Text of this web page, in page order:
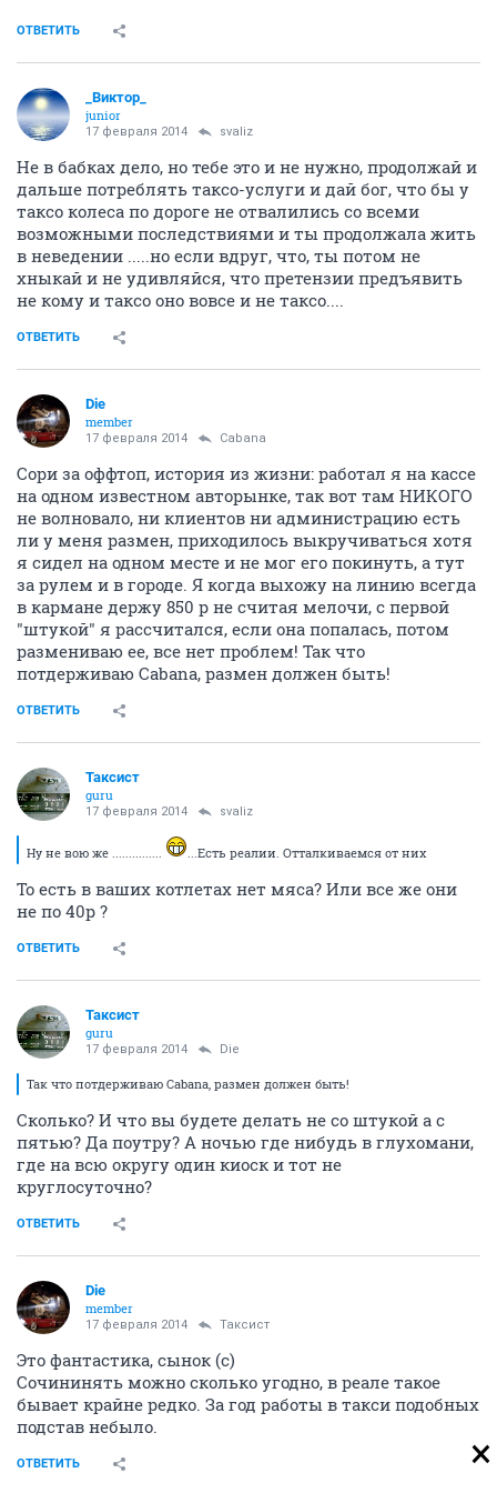
ОТВЕТИТЬ
_Виктор_
juniоr
17 февраля 2014 svaliz
Не в бабках дело, но тебе это и не нужно, продолжай и
дальше потреблять таксо-услуги и дай бог, что бы у
таксо колеса по дороге не отвалились со всеми
возможными последствиями и ты продолжала жить
в неведении .....но если вдруг, что, ты потом не
хныкай и не удивляйся, что претензии предъявить
не кому и таксо оно вовсе и не таксо....
ОТВЕТИТЬ
Die
member
17 февраля 2014 Cabana
Сори за оффтоп, история из жизни: работал я на кассе
на одном известном авторынке, так вот там НИКОГО
не волновало, ни клиентов ни администрацию есть
ли у меня размен, приходилось выкручиваться хотя
я сидел на одном месте и не мог его покинуть, а тут
за рулем и в городе. Я когда выхожу на линию всегда
в кармане держу 850 р не считая мелочи, с первой
"штукой" я рассчитался, если она попалась, потом
размениваю ее, все нет проблем! Так что
потдерживаю Cabana, размен должен быть!
ОТВЕТИТЬ
Таксист
guru
17 февраля 2014 svaliz
Ну не вою же ............... ...Есть реалии. Отталкиваемся от них
То есть в ваших котлетах нет мяса? Или все же они
не по 40р ?
ОТВЕТИТЬ
Таксист
guru
17 февраля 2014 Die
Так что потдерживаю Cabana, размен должен быть!
Сколько? И что вы будете делать не со штукой а с
пятью? Да поутру? А ночью где нибудь в глухомани,
где на всю округу один киоск и тот не
круглосуточно?
ОТВЕТИТЬ
Die
member
17 февраля 2014 Таксист
Это фантастика, сынок (с)
Сочининять можно сколько угодно, в реале такое
бывает крайне редко. За год работы в такси подобных
подстав небыло.
ОТВЕТИТЬ